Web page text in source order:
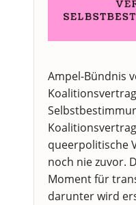
Ampel-Bündnis
queerpolitische
noch nie zuvor.
Moment für
darunter wird